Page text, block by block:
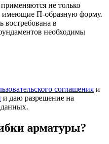
не только
имеющие П-образную форму.
востребована в
необходимы
соглашения и
и даю разрешение на
арматуры?